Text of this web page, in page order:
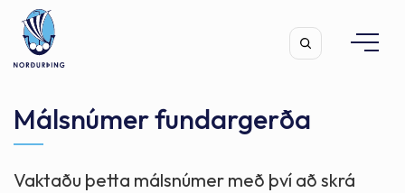
Leita
Málsnúmer fundargerða
Vaktaðu þetta málsnúmer með því að skrá